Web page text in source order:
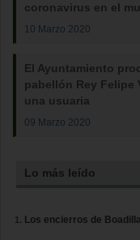
coronavirus en el
10 Marzo 2020
El Ayuntamiento
pabellón Rey
una usuaria
09 Marzo 2020
Lo más leído
Los encierros de